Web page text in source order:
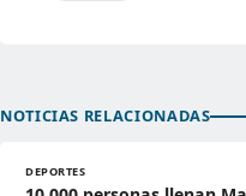
NOTICIAS RELACIONADAS
DEPORTES